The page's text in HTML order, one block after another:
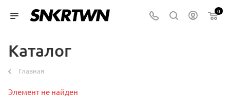
0
Каталог
Главная
Элемент не найден